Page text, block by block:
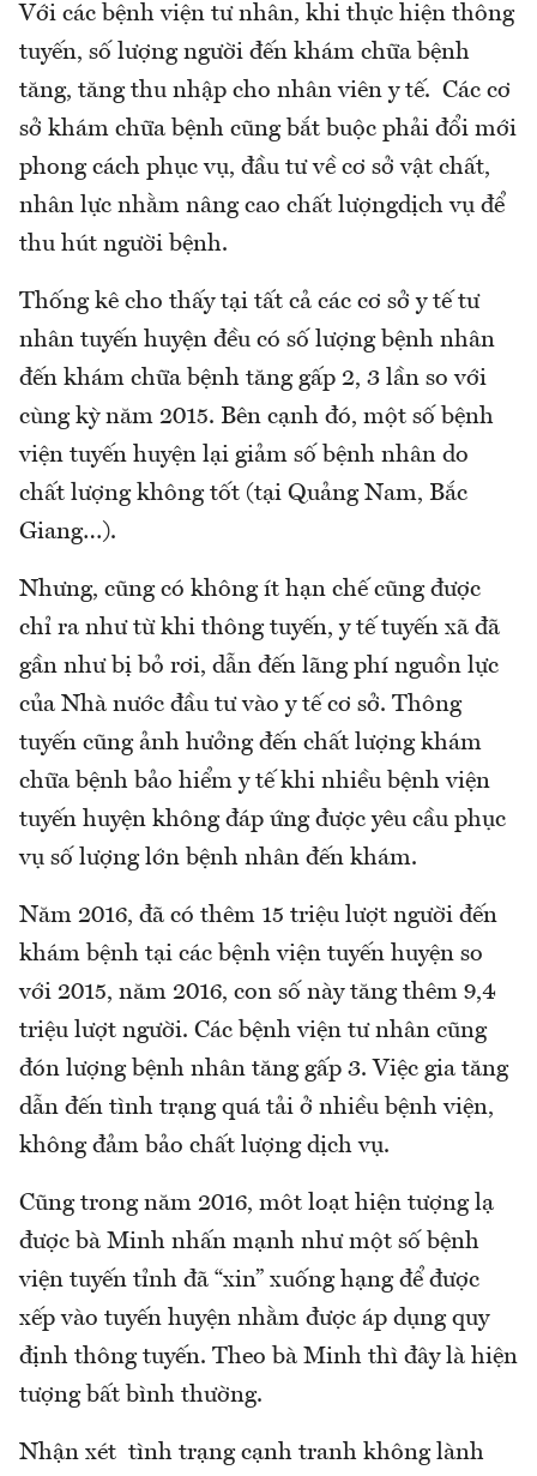
Với các bệnh viện tư nhân, khi thực hiện thông
tuyến, số lượng người đến khám chữa bệnh
tăng, tăng thu nhập cho nhân viên y tế. Các cơ
sở khám chữa bệnh cũng bắt buộc phải đổi mới
phong cách phục vụ, đầu tư về cơ sở vật chất,
nhân lực nhằm nâng cao chất lượngdịch vụ để
thu hút người bệnh.
Thống kê cho thấy tại tất cả các cơ sở y tế tư
nhân tuyến huyện đều có số lượng bệnh nhân
đến khám chữa bệnh tăng gấp 2, 3 lần so với
cùng kỳ năm 2015. Bên cạnh đó, một số bệnh
viện tuyến huyện lại giảm số bệnh nhân do
chất lượng không tốt (tại Quảng Nam, Bắc
Giang…).
Nhưng, cũng có không ít hạn chế cũng được
chỉ ra như từ khi thông tuyến, y tế tuyến xã đã
gần như bị bỏ rơi, dẫn đến lãng phí nguồn lực
của Nhà nước đầu tư vào y tế cơ sở. Thông
tuyến cũng ảnh hưởng đến chất lượng khám
chữa bệnh bảo hiểm y tế khi nhiều bệnh viện
tuyến huyện không đáp ứng được yêu cầu phục
vụ số lượng lớn bệnh nhân đến khám.
Năm 2016, đã có thêm 15 triệu lượt người đến
khám bệnh tại các bệnh viện tuyến huyện so
với 2015, năm 2016, con số này tăng thêm 9,4
triệu lượt người. Các bệnh viện tư nhân cũng
đón lượng bệnh nhân tăng gấp 3. Việc gia tăng
dẫn đến tình trạng quá tải ở nhiều bệnh viện,
không đảm bảo chất lượng dịch vụ.
Cũng trong năm 2016, môt loạt hiện tượng lạ
được bà Minh nhấn mạnh như một số bệnh
viện tuyến tỉnh đã “xin” xuống hạng để được
xếp vào tuyến huyện nhằm được áp dụng quy
định thông tuyến. Theo bà Minh thì đây là hiện
tượng bất bình thường.
Nhận xét tình trạng cạnh tranh không lành